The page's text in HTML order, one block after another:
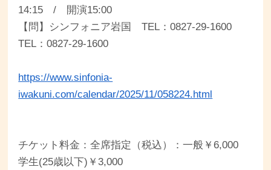
14:15 / 開演15:00
【問】シンフォニア岩国 TEL：0827-29-1600
TEL：0827-29-1600
https://www.sinfonia-
iwakuni.com/calendar/2025/11/058224.html
チケット料金：全席指定（税込）：一般￥6,000
学生(25歳以下)￥3,000